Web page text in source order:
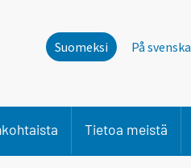
Suomeksi På svenska
Tietoa meistä